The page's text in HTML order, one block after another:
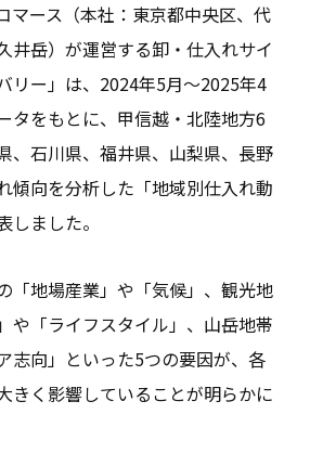
マース（本社：東京都中央区、代
井岳）が運営する卸・仕入れサイ
リー」は、2024年5月～2025年4
タをもとに、甲信越・北陸地方6
、石川県、福井県、山梨県、長野
傾向を分析した「地域別仕入れ動
しました。
「地場産業」や「気候」、観光地
や「ライフスタイル」、山岳地帯
志向」といった5つの要因が、各
きく影響していることが明らかに